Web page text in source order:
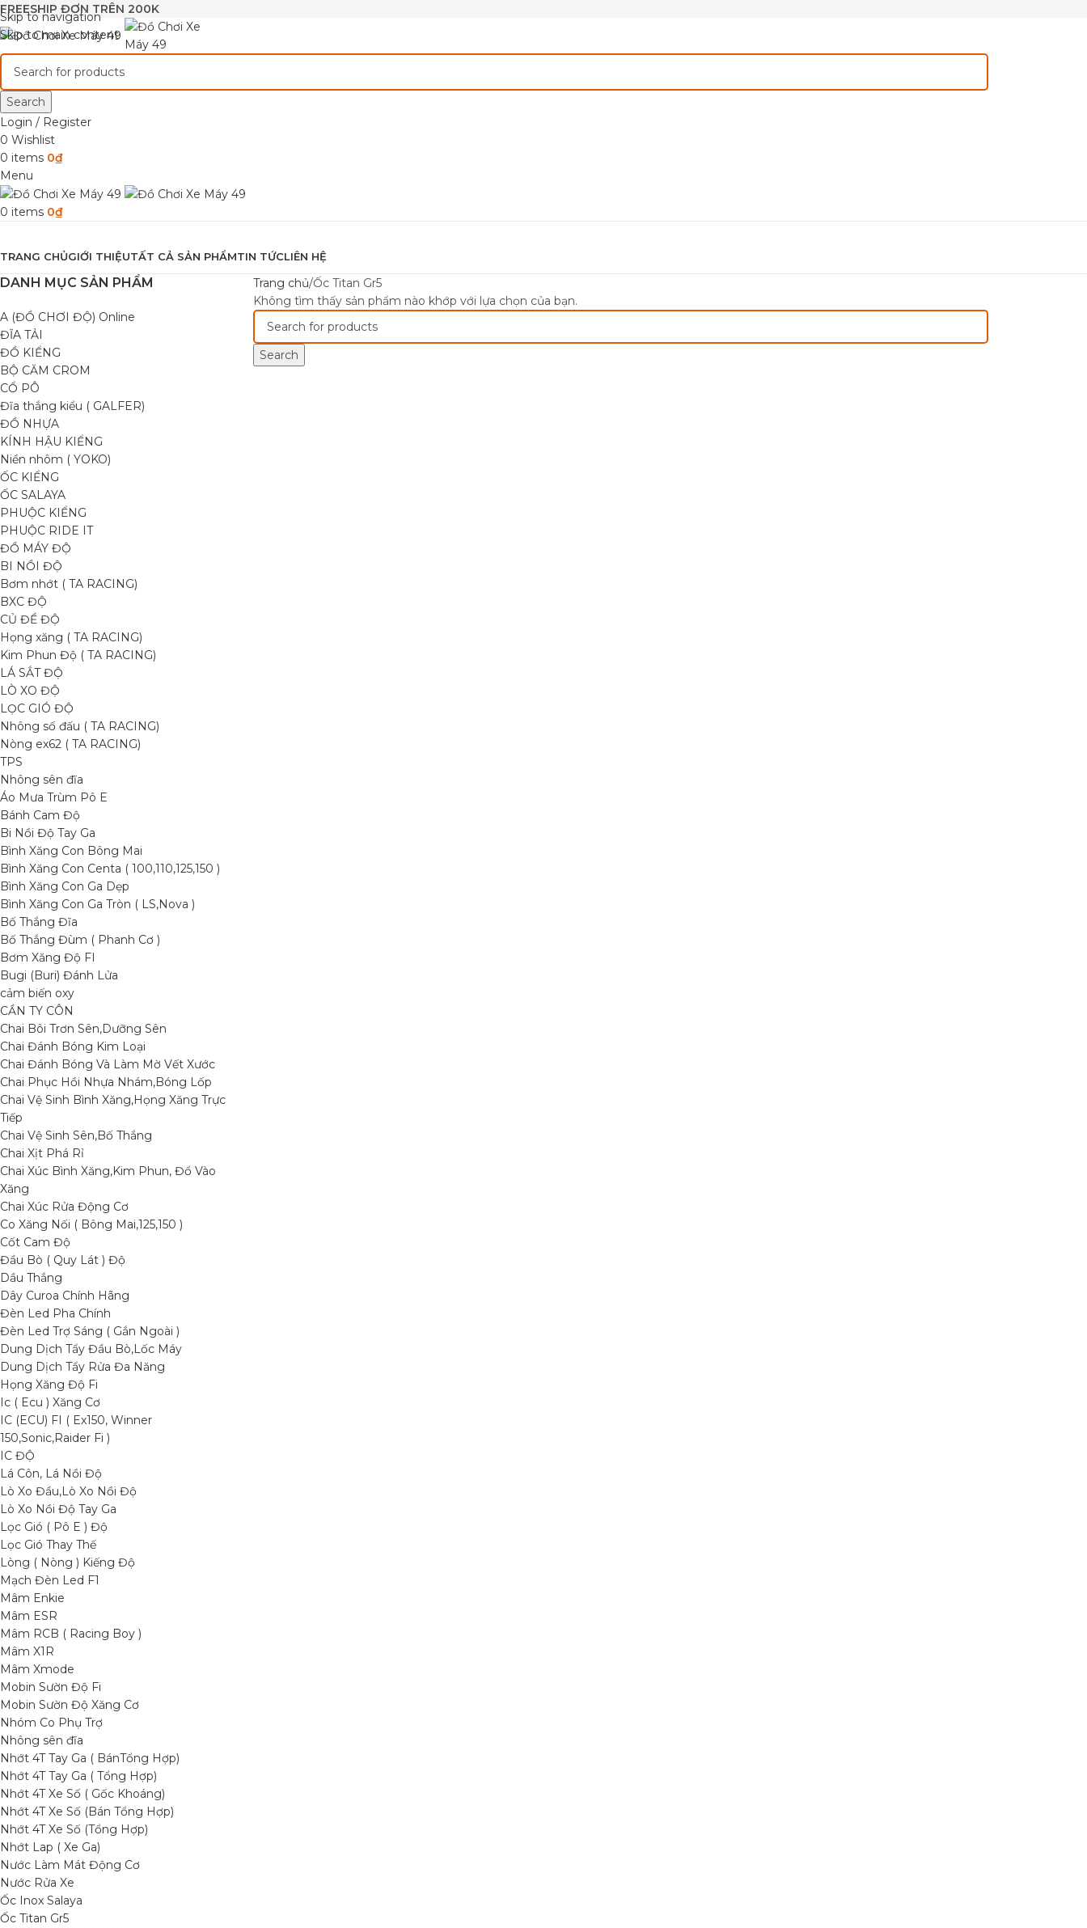
Skip to navigation
Skip to main content
FREESHIP ĐƠN TRÊN 200K
Search
Login / Register
0 Wishlist
0 items 0₫
Menu
0 items 0₫
TRANG CHỦGIỚI THIỆUTẤT CẢ SẢN PHẨMTIN TỨCLIÊN HỆ
DANH MỤC SẢN PHẨM
A (ĐỒ CHƠI ĐỘ) Online
ĐĨA TẢI
ĐỒ KIỂNG
BỘ CĂM CROM
CỔ PÔ
Đĩa thắng kiểu ( GALFER)
ĐỒ NHỰA
KÍNH HẬU KIỂNG
Niền nhôm ( YOKO)
ỐC KIỂNG
ỐC SALAYA
PHUỘC KIỂNG
PHUỘC RIDE IT
ĐỒ MÁY ĐỘ
BI NỒI ĐỘ
Bơm nhớt ( TA RACING)
BXC ĐỘ
CỦ ĐỀ ĐỘ
Họng xăng ( TA RACING)
Kim Phun Độ ( TA RACING)
LÁ SẮT ĐỘ
LÒ XO ĐỘ
LỌC GIÓ ĐỘ
Nhông số đấu ( TA RACING)
Nòng ex62 ( TA RACING)
TPS
Nhông sên đĩa
Áo Mưa Trùm Pô E
Bánh Cam Độ
Bi Nồi Độ Tay Ga
Bình Xăng Con Bông Mai
Bình Xăng Con Centa ( 100,110,125,150 )
Bình Xăng Con Ga Dẹp
Bình Xăng Con Ga Tròn ( LS,Nova )
Bố Thắng Đĩa
Bố Thắng Đùm ( Phanh Cơ )
Bơm Xăng Độ FI
Bugi (Buri) Đánh Lửa
cảm biến oxy
CẦN TY CÔN
Chai Bôi Trơn Sên,Dưỡng Sên
Chai Đánh Bóng Kim Loại
Chai Đánh Bóng Và Làm Mờ Vết Xước
Chai Phục Hồi Nhựa Nhám,Bóng Lốp
Chai Vệ Sinh Bình Xăng,Họng Xăng Trực
Tiếp
Chai Vệ Sinh Sên,Bố Thắng
Chai Xịt Phá Rỉ
Chai Xúc Bình Xăng,Kim Phun, Đổ Vào
Xăng
Chai Xúc Rửa Động Cơ
Co Xăng Nối ( Bông Mai,125,150 )
Cốt Cam Độ
Đầu Bò ( Quy Lát ) Độ
Dầu Thắng
Dây Curoa Chính Hãng
Đèn Led Pha Chính
Đèn Led Trợ Sáng ( Gắn Ngoài )
Dung Dịch Tẩy Đầu Bò,Lốc Máy
Dung Dịch Tẩy Rửa Đa Năng
Họng Xăng Độ Fi
Ic ( Ecu ) Xăng Cơ
IC (ECU) FI ( Ex150, Winner
150,Sonic,Raider Fi )
IC ĐỘ
Lá Côn, Lá Nồi Độ
Lò Xo Đầu,Lò Xo Nồi Độ
Lò Xo Nồi Độ Tay Ga
Lọc Gió ( Pô E ) Độ
Lọc Gió Thay Thế
Lòng ( Nòng ) Kiếng Độ
Mạch Đèn Led F1
Mâm Enkie
Mâm ESR
Mâm RCB ( Racing Boy )
Mâm X1R
Mâm Xmode
Mobin Sườn Độ Fi
Mobin Sườn Độ Xăng Cơ
Nhóm Co Phụ Trợ
Nhông sên đĩa
Nhớt 4T Tay Ga ( BánTổng Hợp)
Nhớt 4T Tay Ga ( Tổng Hợp)
Nhớt 4T Xe Số ( Gốc Khoáng)
Nhớt 4T Xe Số (Bán Tổng Hợp)
Nhớt 4T Xe Số (Tổng Hợp)
Nhớt Lap ( Xe Ga)
Nước Làm Mát Động Cơ
Nước Rửa Xe
Ốc Inox Salaya
Ốc Titan Gr5
Trang chủ Ốc Titan Gr5
Không tìm thấy sản phẩm nào khớp với lựa chọn của bạn.
Search